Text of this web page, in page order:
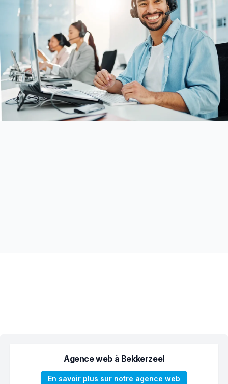
Agence web à Bekkerzeel
En savoir plus sur notre agence web